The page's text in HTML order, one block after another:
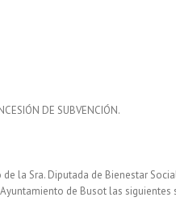
DE SUBVENCIÓN.
de la Sra. Diputada de Bienestar
de Busot las